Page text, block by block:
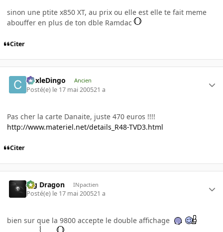
sinon une ptite x850 XT, au prix ou elle est elle te fait meme
abouffer en plus de ton dble Ramdac
Citer
CoxleDingo Ancien
Posté(e) le 17 mai 200521 a
Pas cher la carte Danaite, juste 470 euros !!!!
http://www.materiel.net/details_R48-TVD3.html
Citer
Big Dragon INpactien
Posté(e) le 17 mai 200521 a
bien sur que la 9800 accepte le double affichage